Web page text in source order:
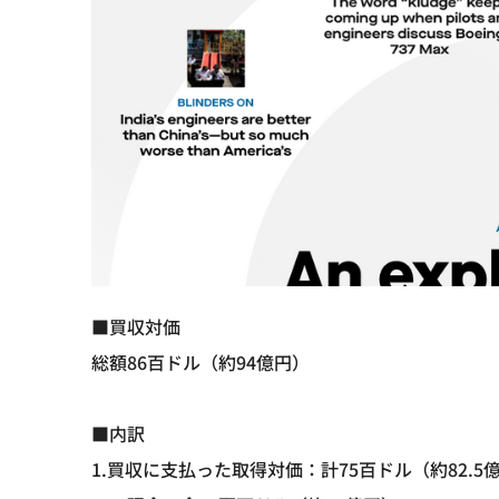
■買収対価
総額86百ドル（約94億円）
■内訳
1.買収に支払った取得対価：計75百ドル（約82.5